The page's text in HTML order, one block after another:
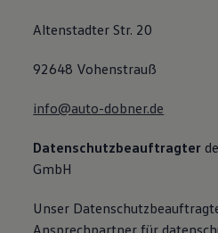
Altenstadter Str. 20
92648 Vohenstrauß
info@auto-dobner.de
Datenschutzbeauftragter
GmbH
Unser
Ansprechpartner für